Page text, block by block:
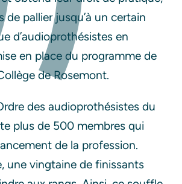
de pallier jusqu’à un certain
d’audioprothésistes en
en place du programme de
de Rosemont.
des audioprothésistes du
plus de 500 membres qui
de la profession.
une vingtaine de finissants